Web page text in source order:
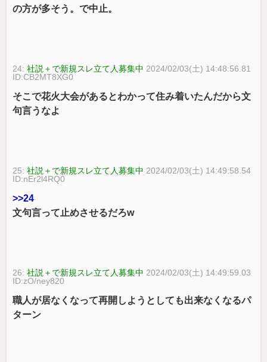
の方が多そう。で中止。
24:社説＋で新規スレ立て人募集中 2024/02/03(土) 14:48:56.81
ID:CB2MT8XG0
そこで花火大会があるとわかって住み着いたんだから文
句言うなよ
25:社説＋で新規スレ立て人募集中 2024/02/03(土) 14:49:58.54
ID:nEr2l4RQ0
>>24
文句言って止めさせるだろw
26:社説＋で新規スレ立て人募集中 2024/02/03(土) 14:49:59.03
ID:zO/ney820
職人が居なくなって再開しようとしても出来なくなるパ
ターン